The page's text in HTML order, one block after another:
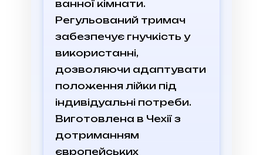
ванної кімнати.
Регульований тримач
забезпечує гнучкість у
використанні,
дозволяючи адаптувати
положення лійки під
індивідуальні потреби.
Виготовлена в Чехії з
дотриманням
європейських